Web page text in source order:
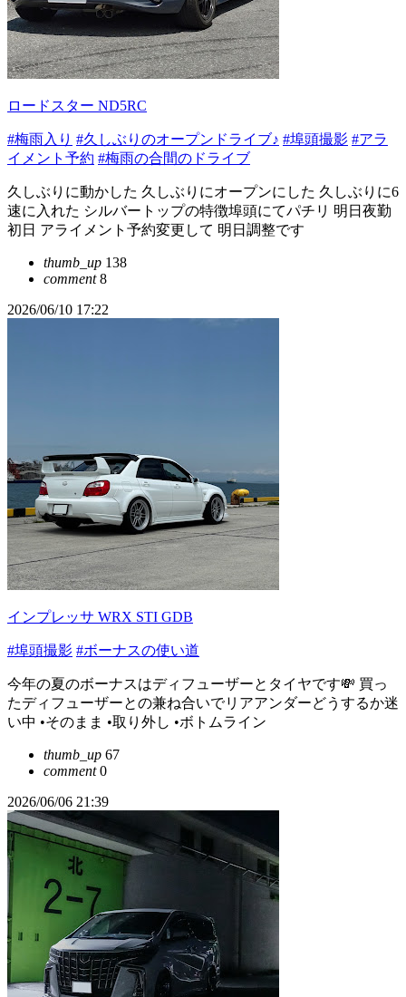
ロードスター ND5RC
#梅雨入り #久しぶりのオープンドライブ♪ #埠頭撮影 #アラ
イメント予約 #梅雨の合間のドライブ
久しぶりに動かした 久しぶりにオープンにした 久しぶりに6
速に入れた シルバートップの特徴埠頭にてパチリ 明日夜勤
初日 アライメント予約変更して 明日調整です
thumb_up 138
comment8
2026/06/10 17:22
インプレッサ WRX STI GDB
#埠頭撮影 #ボーナスの使い道
今年の夏のボーナスはディフューザーとタイヤです💸 買っ
たディフューザーとの兼ね合いでリアアンダーどうするか迷
い中 •そのまま •取り外し •ボトムライン
thumb_up 67
comment0
2026/06/06 21:39